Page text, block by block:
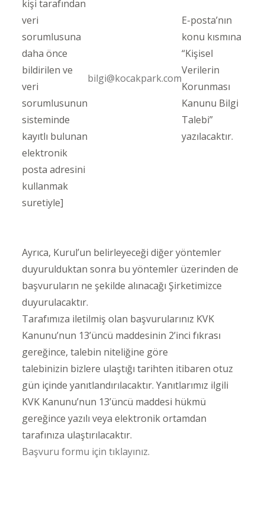
kişi tarafından
veri
sorumlusuna
daha önce
bildirilen ve
veri
sorumlusunun
sisteminde
kayıtlı bulunan
elektronik
posta adresini
kullanmak
suretiyle]
bilgi@kocakpark.com
E-posta’nın
konu kısmına
“Kişisel
Verilerin
Korunması
Kanunu Bilgi
Talebi”
yazılacaktır.
Ayrıca, Kurul’un belirleyeceği diğer yöntemler
duyurulduktan sonra bu yöntemler üzerinden de
başvuruların ne şekilde alınacağı Şirketimizce
duyurulacaktır.
Tarafımıza iletilmiş olan başvurularınız KVK
Kanunu’nun 13’üncü maddesinin 2’inci fıkrası
gereğince, talebin niteliğine göre
talebinizin bizlere ulaştığı tarihten itibaren otuz
gün içinde yanıtlandırılacaktır. Yanıtlarımız ilgili
KVK Kanunu’nun 13’üncü maddesi hükmü
gereğince yazılı veya elektronik ortamdan
tarafınıza ulaştırılacaktır.
Başvuru formu için tıklayınız.